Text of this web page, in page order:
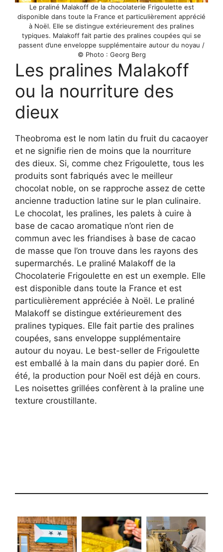
Le praliné Malakoff de la chocolaterie Frigoulette est
disponible dans toute la France et particulièrement apprécié
à Noël. Elle se distingue extérieurement des pralines
typiques. Malakoff fait partie des pralines coupées qui se
passent d’une enveloppe supplémentaire autour du noyau /
© Photo : Georg Berg
Les pralines Malakoff
ou la nourriture des
dieux
Theobroma est le nom latin du fruit du cacaoyer
et ne signifie rien de moins que la nourriture
des dieux. Si, comme chez Frigoulette, tous les
produits sont fabriqués avec le meilleur
chocolat noble, on se rapproche assez de cette
ancienne traduction latine sur le plan culinaire.
Le chocolat, les pralines, les palets à cuire à
base de cacao aromatique n’ont rien de
commun avec les friandises à base de cacao
de masse que l’on trouve dans les rayons des
supermarchés. Le praliné Malakoff de la
Chocolaterie Frigoulette en est un exemple. Elle
est disponible dans toute la France et est
particulièrement appréciée à Noël. Le praliné
Malakoff se distingue extérieurement des
pralines typiques. Elle fait partie des pralines
coupées, sans enveloppe supplémentaire
autour du noyau. Le best-seller de Frigoulette
est emballé à la main dans du papier doré. En
été, la production pour Noël est déjà en cours.
Les noisettes grillées confèrent à la praline une
texture croustillante.